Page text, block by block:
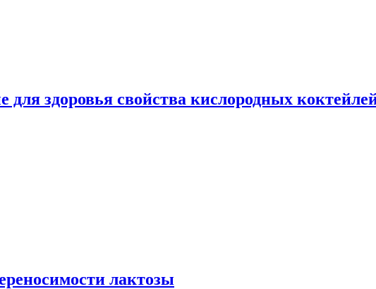
здоровья свойства кислородных
лактозы